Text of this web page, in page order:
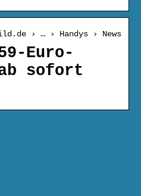
› … › Handys › News
Euro-
ab sofort